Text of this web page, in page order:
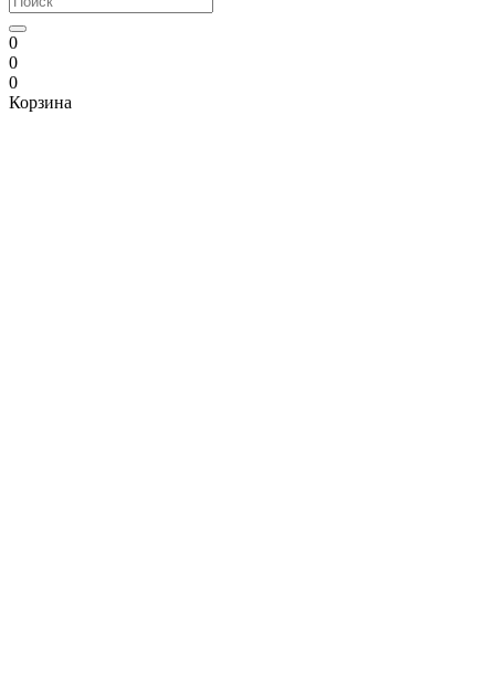
0
0
0
Корзина